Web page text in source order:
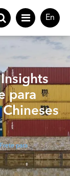
En
para
para